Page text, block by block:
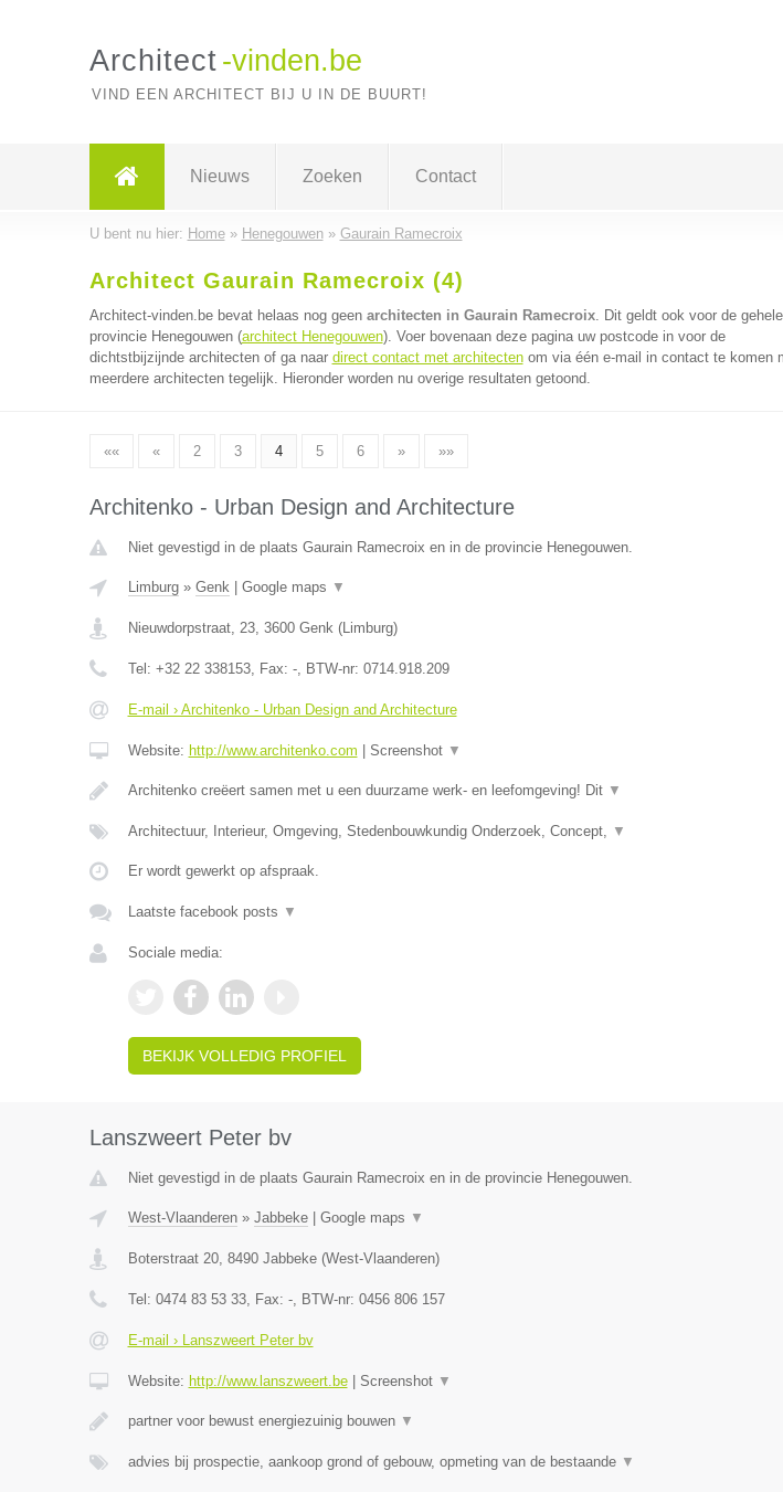
Architect -vinden.be
VIND EEN ARCHITECT BIJ U IN DE BUURT!
Nieuws Zoeken Contact
U bent nu hier: Home» Henegouwen» Gaurain Ramecroix
Architect Gaurain Ramecroix (4)
Architect-vinden.be bevat helaas nog geen architecten in Gaurain Ramecroix. Dit geldt ook voor de gehele
provincie Henegouwen (architect Henegouwen). Voer bovenaan deze pagina uw postcode in voor de
dichtstbijzijnde architecten of ga naar direct contact met architectenom via één e-mail in contact te komen
meerdere architecten tegelijk. Hieronder worden nu overige resultaten getoond.
«« « 2 3 4 5 6 » »»
Architenko - Urban Design and Architecture
Niet gevestigd in de plaats Gaurain Ramecroix en in de provincie Henegouwen.
Limburg» Genk| Google maps ▼
Nieuwdorpstraat, 23, 3600 Genk(Limburg)
Tel: +32 22 338153, Fax: -, BTW-nr: 0714.918.209
E-mail › Architenko - Urban Design and Architecture
Website: http://www.architenko.com Screenshot ▼
Architenko creëert samen met u een duurzame werk- en leefomgeving! Dit ▼
Architectuur, Interieur, Omgeving, Stedenbouwkundig Onderzoek, Concept, ▼
Er wordt gewerkt op afspraak.
Laatste facebook posts ▼
Sociale media:
BEKIJK VOLLEDIG PROFIEL
Lanszweert Peter bv
Niet gevestigd in de plaats Gaurain Ramecroix en in de provincie Henegouwen.
West-Vlaanderen» Jabbeke| Google maps ▼
Boterstraat 20, 8490 Jabbeke(West-Vlaanderen)
Tel: 0474 83 53 33, Fax: -, BTW-nr: 0456 806 157
E-mail › Lanszweert Peter bv
Website: http://www.lanszweert.be| Screenshot ▼
partner voor bewust energiezuinig bouwen ▼
advies bij prospectie, aankoop grond of gebouw, opmeting van de bestaande ▼